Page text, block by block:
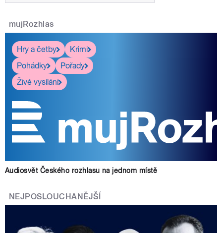
pause
mujRozhlas
Hry a četby
Krimi
Pohádky
Pořady
Živé vysílání
Audiosvět Českého rozhlasu na jednom místě
NEJPOSLOUCHANĚJŠÍ